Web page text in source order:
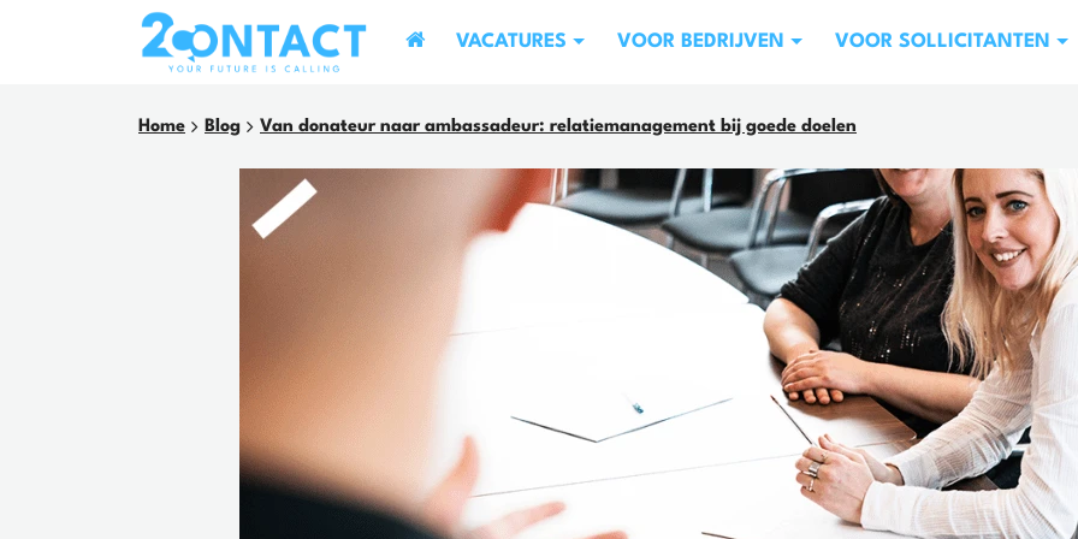
VACATURES VOOR BEDRIJVEN VOOR SOLLICITANTEN
Home Blog Van donateur naar ambassadeur: relatiemanagement bij goede doelen